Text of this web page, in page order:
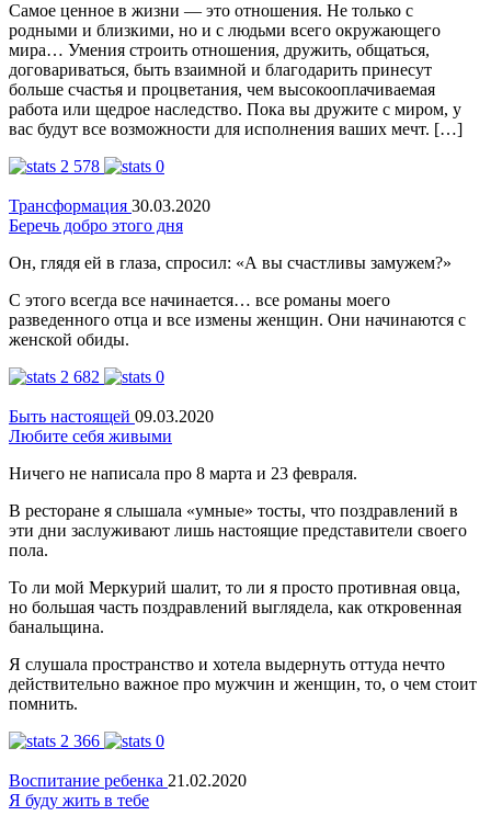
Самое ценное в жизни — это отношения. Не только с
родными и близкими, но и с людьми всего окружающего
мира… Умения строить отношения, дружить, общаться,
договариваться, быть взаимной и благодарить принесут
больше счастья и процветания, чем высокооплачиваемая
работа или щедрое наследство. Пока вы дружите с миром, у
вас будут все возможности для исполнения ваших мечт. […]
2 578
0
Трансформация 30.03.2020
Беречь добро этого дня
Он, глядя ей в глаза, спросил: «А вы счастливы замужем?»
С этого всегда все начинается… все романы моего
разведенного отца и все измены женщин. Они начинаются с
женской обиды.
2 682
0
Быть настоящей 09.03.2020
Любите себя живыми
Ничего не написала про 8 марта и 23 февраля.
В ресторане я слышала «умные» тосты, что поздравлений в
эти дни заслуживают лишь настоящие представители своего
пола.
То ли мой Меркурий шалит, то ли я просто противная овца,
но большая часть поздравлений выглядела, как откровенная
банальщина.
Я слушала пространство и хотела выдернуть оттуда нечто
действительно важное про мужчин и женщин, то, о чем стоит
помнить.
2 366
0
Воспитание ребенка 21.02.2020
Я буду жить в тебе